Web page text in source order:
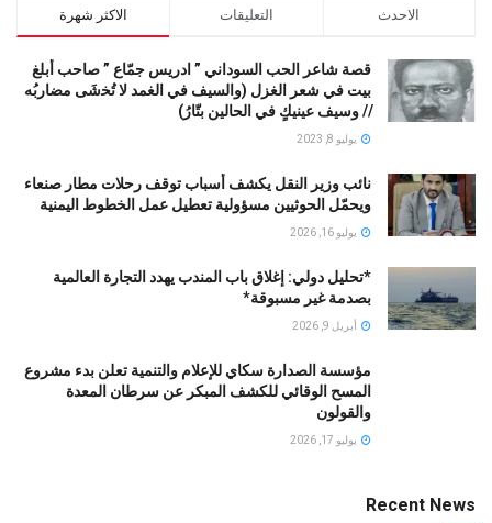
الاكثر شهرة التعليقات الاحدث
قصة شاعر الحب السوداني ” ادريس جمّاع ” صاحب أبلغ
بيت في شعر الغزل (وﺍﻟﺴﻴﻒ ﻓﻲ الغمد ﻻ ﺗُﺨشَى مضاربُه
// ﻭﺳﻴﻒ ﻋﻴﻨﻴﻚٍ ﻓﻲ ﺍﻟﺤﺎﻟﻴﻦ ﺑﺘّﺎﺭُ)
يوليو 8, 2023
نائب وزير النقل يكشف أسباب توقف رحلات مطار صنعاء
ويحمّل الحوثيين مسؤولية تعطيل عمل الخطوط اليمنية
يوليو 16, 2026
*تحليل دولي: إغلاق باب المندب يهدد التجارة العالمية
بصدمة غير مسبوقة*
أبريل 9, 2026
مؤسسة الصدارة سكاي للإعلام والتنمية تعلن بدء مشروع
المسح الوقائي للكشف المبكر عن سرطان المعدة
والقولون
يوليو 17, 2026
Recent News